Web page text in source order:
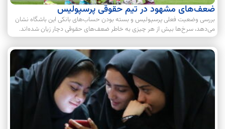
ضعف‌های مشهود در تیم حقوقی پرسپولیس
بررسی وضعیت فعلی پرسپولیس و بسته بودن حساب‌های بانکی این باشگاه نشان
می‌دهد، سرخ‌ها بیش از هر چیزی به خاطر ضعف‌های حقوقی دچار زیان شده‌اند.